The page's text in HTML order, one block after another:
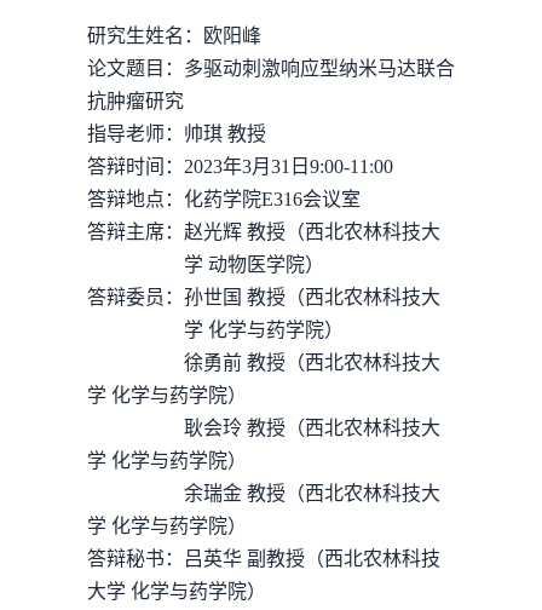
研究生姓名 ：
欧阳峰
论文题目 ：多驱动刺激响应型纳米马达联合
抗肿瘤研究
指导老师 ： 帅琪 教授
答辩时间 ： 2023年3月 31 日 9:00-11:00
答辩地点 ：化药学院E316会议室
答辩主席：赵光辉 教授 （西北农林科技大
学 动物医学院）
答辩委员 ： 孙世国 教授 （西北农林科技大
学 化学与药学院）
徐勇前 教授 （西北农林科技大
学 化学与药学院）
耿会玲 教授 （西北农林科技大
学 化学与药学院）
余瑞金 教授 （西北农林科技大
学 化学与药学院）
答辩秘书 ： 吕英华 副教授 （西北农林科技
大学 化学与药学院）